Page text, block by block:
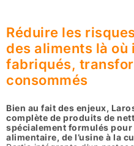
Réduire les
des aliments là où
fabriqués,
consommés
Bien au fait des enjeux,
complète de produits de
spécialement formulés
alimentaire, de l’usine à la